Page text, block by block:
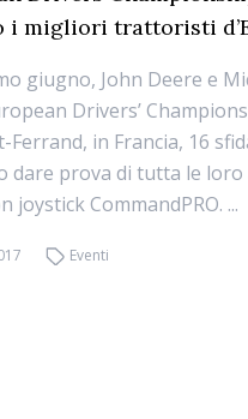
i migliori trattoristi
giugno, John Deere e
Drivers’
Ferrand, in Francia, 16
dare prova di tutta le
joystick CommandPRO. ...
Eventi